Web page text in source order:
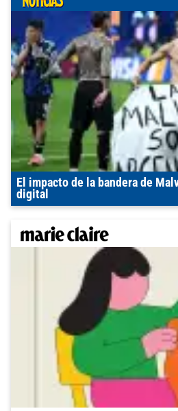
El impacto de la bandera de
digital